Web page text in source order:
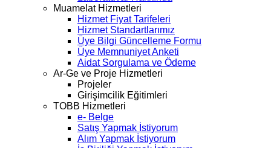
Muamelat Hizmetleri
Hizmet Fiyat Tarifeleri
Hizmet Standartlarımız
Üye Bilgi Güncelleme Formu
Üye Memnuniyet Anketi
Aidat Sorgulama ve Ödeme
Ar-Ge ve Proje Hizmetleri
Projeler
Girişimcilik Eğitimleri
TOBB Hizmetleri
e- Belge
Satış Yapmak İstiyorum
Alım Yapmak İstiyorum